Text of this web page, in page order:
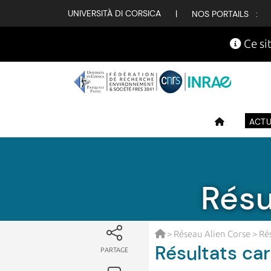
UNIVERSITÀ DI CORSICA | NOS PORTAILS :
Ce
PARTAGE
> Réseau Alien Corse >
Résultats